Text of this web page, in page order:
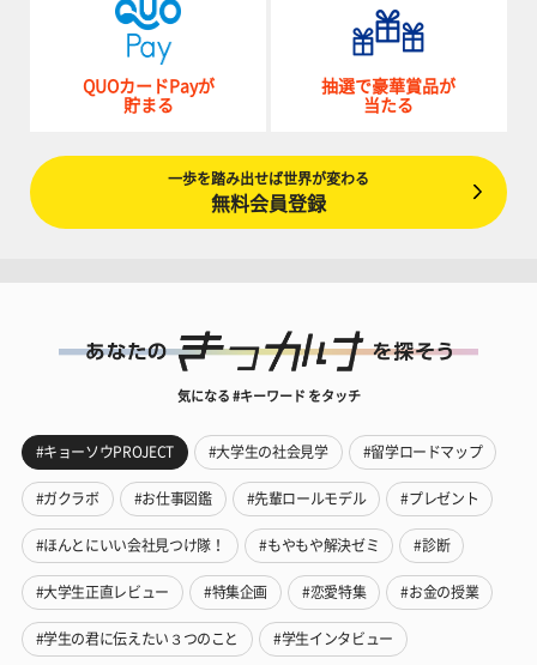
QUOカードPayが
貯まる
抽選で豪華賞品が
当たる
一歩を踏み出せば世界が変わる
無料会員登録
気になる #キーワード をタッチ
#キョーソウPROJECT #大学生の社会見学 #留学ロードマップ
#ガクラボ #お仕事図鑑 #先輩ロールモデル #プレゼント
#ほんとにいい会社見つけ隊！ #もやもや解決ゼミ #診断
#大学生正直レビュー #特集企画 #恋愛特集 #お金の授業
#学生の君に伝えたい３つのこと #学生インタビュー